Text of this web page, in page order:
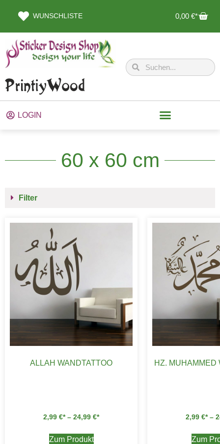
WUNSCHLISTE 0,00 €
LOGIN
60 x 60 cm
Filter
ALLAH WANDTATTOO
2,99 € – 24,99 €
Zum Produkt
HZ. MUHAMMED
2,99 € –
Zum